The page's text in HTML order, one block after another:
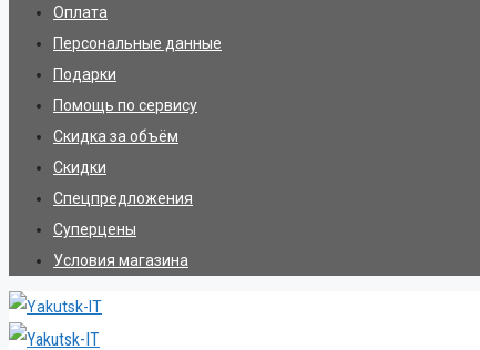
Оплата
Персональные данные
Подарки
Помощь по сервису
Скидка за объём
Скидки
Спецпредложения
Суперцены
Условия магазина